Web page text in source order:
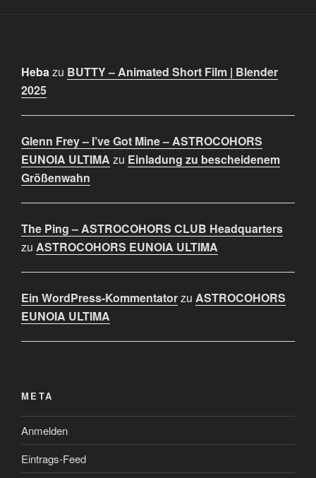
Hebazu BUTTY – Animated Short Film | Blender
2025
Glenn Frey – I’ve Got Mine – ASTROCOHORS
EUNOIA ULTIMA zu Einladung zu bescheidenem
Größenwahn
The Ping – ASTROCOHORS CLUB Headquarters
zu ASTROCOHORS EUNOIA ULTIMA
Ein WordPress-Kommentatorzu ASTROCOHORS
EUNOIA ULTIMA
META
Anmelden
Eintrags-Feed